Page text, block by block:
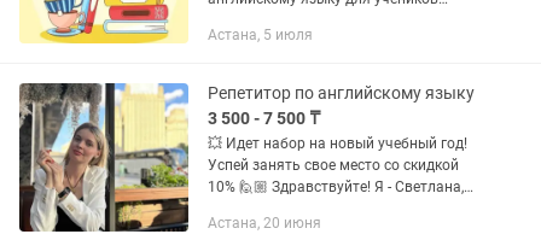
желающих начать изучать английский.
Астана, 5 июля
Репетитор по английскому языку
3 500 - 7 500 ₸
💥 Идет набор на новый учебный год!
Успей занять свое место со скидкой
10% 🙋🏼 Здравствуйте! Я - Светлана,
Более 9 лет преподаю английский и
Астана, 20 июня